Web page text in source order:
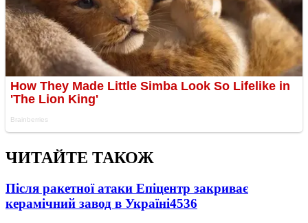
ЧИТАЙТЕ ТАКОЖ
Після ракетної атаки Епіцентр закриває
керамічний завод в Україні4536